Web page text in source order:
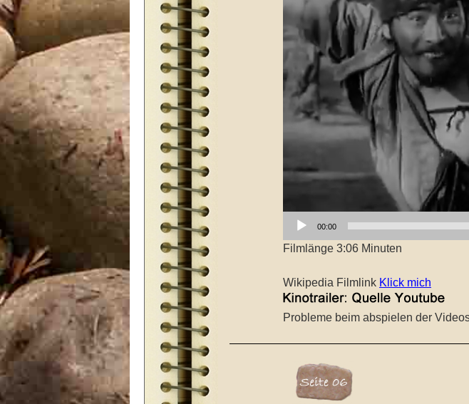
00:00
Filmlänge 3:06 Minuten
Wikipedia Filmlink Klick mich
Probleme beim abspielen der